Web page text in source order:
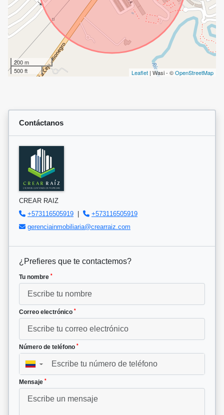
200 m
500 ft
Leaflet | Wasi - ©OpenStreetMap
Contáctanos
CREAR RAIZ
+573116505919
+573116505919
gerenciainmobiliaria@crearraiz.com
¿Prefieres que te contactemos?
Tu nombre *
Correo electrónico *
Número de teléfono *
▼
Mensaje *